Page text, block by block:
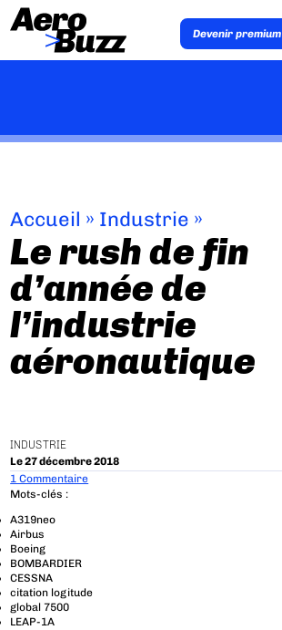
Devenir premium
Accueil » Industrie »
Le rush de fin
d’année de
l’industrie
aéronautique
INDUSTRIE
Le 27 décembre 2018
1 Commentaire
Mots-clés :
A319neo
Airbus
Boeing
BOMBARDIER
CESSNA
citation logitude
global 7500
LEAP-1A